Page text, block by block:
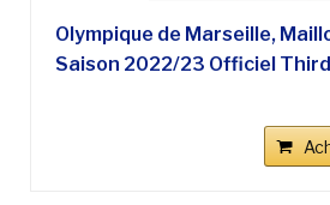
Olympique de Marseille,
Saison 2022/23 Officiel Third